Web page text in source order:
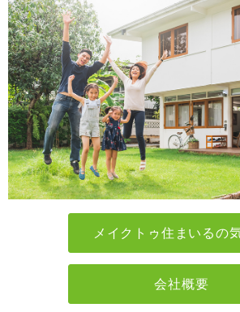
メイクトゥ住まいるの
会社概要